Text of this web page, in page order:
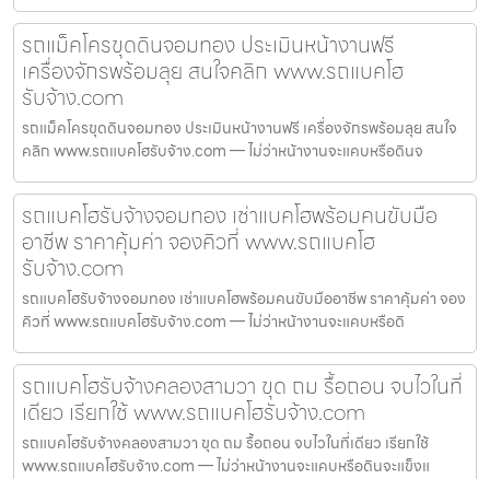
รถแม็คโครขุดดินจอมทอง ประเมินหน้างานฟรี
เครื่องจักรพร้อมลุย สนใจคลิก www.รถแบคโฮ
รับจ้าง.com
รถแม็คโครขุดดินจอมทอง ประเมินหน้างานฟรี เครื่องจักรพร้อมลุย สนใจ
คลิก www.รถแบคโฮรับจ้าง.com — ไม่ว่าหน้างานจะแคบหรือดินจ
รถแบคโฮรับจ้างจอมทอง เช่าแบคโฮพร้อมคนขับมือ
อาชีพ ราคาคุ้มค่า จองคิวที่ www.รถแบคโฮ
รับจ้าง.com
รถแบคโฮรับจ้างจอมทอง เช่าแบคโฮพร้อมคนขับมืออาชีพ ราคาคุ้มค่า จอง
คิวที่ www.รถแบคโฮรับจ้าง.com — ไม่ว่าหน้างานจะแคบหรือดิ
รถแบคโฮรับจ้างคลองสามวา ขุด ถม รื้อถอน จบไวในที่
เดียว เรียกใช้ www.รถแบคโฮรับจ้าง.com
รถแบคโฮรับจ้างคลองสามวา ขุด ถม รื้อถอน จบไวในที่เดียว เรียกใช้
www.รถแบคโฮรับจ้าง.com — ไม่ว่าหน้างานจะแคบหรือดินจะแข็งแ